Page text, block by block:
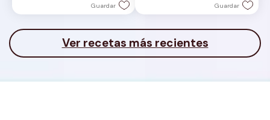
Guardar Guardar
Ver recetas más recientes